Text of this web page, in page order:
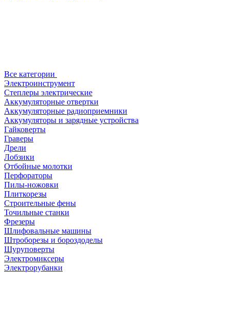
Все категории
Электроинструмент
Степлеры электрические
Аккумуляторные отвертки
Аккумуляторные радиоприемники
Аккумуляторы и зарядные устройства
Гайковерты
Граверы
Дрели
Лобзики
Отбойные молотки
Перфораторы
Пилы-ножовки
Плиткорезы
Строительные фены
Точильные станки
Фрезеры
Шлифовальные машины
Штроборезы и бороздоделы
Шуруповерты
Электромиксеры
Электрорубанки